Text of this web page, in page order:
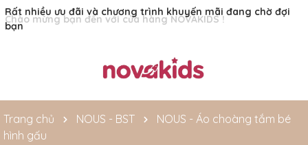
Rất nhiều ưu đãi và chương trình khuyến mãi đang chờ đợi
bạn
Trang chủ NOUS - BST
NOUS - Áo choàng tắm bé
hình gấu